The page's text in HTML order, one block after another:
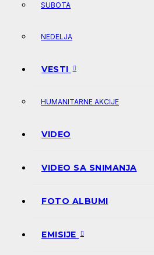
SUBOTA
NEDELJA
VESTI
HUMANITARNE AKCIJE
VIDEO
VIDEO SA SNIMANJA
FOTO ALBUMI
EMISIJE